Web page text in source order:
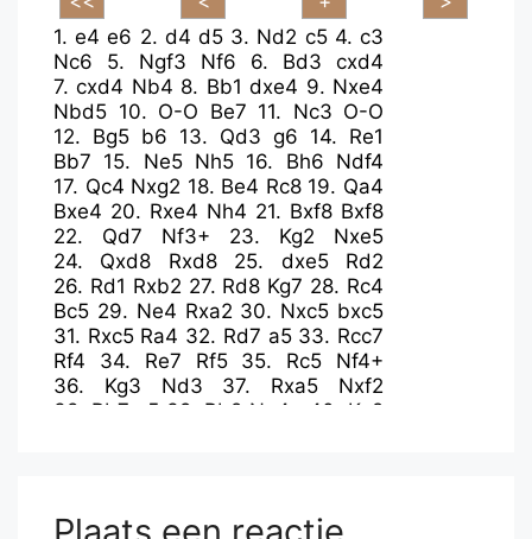
1.e4 e6 2. d4 d5 3. Nd2 c5 4.c3
Nc6
5. Ngf3 Nf6 6. Bd3
cxd4
7.cxd4 Nb4 8. Bb1 dxe4 9. Nxe4
Nbd5 10. O-O Be7 11. Nc3 O-O
12. Bg5 b6 13. Qd3 g6 14. Re1
Bb7 15. Ne5 Nh5 16. Bh6 Ndf4
17. Qc4 Nxg2 18. Be4 Rc8 19. Qa4
Bxe4 20. Rxe4 Nh4 21. Bxf8 Bxf8
22. Qd7 Nf3+ 23. Kg2
Nxe5
24. Qxd8 Rxd8 25. dxe5
Rd2
26. Rd1 Rxb2 27. Rd8 Kg7 28. Rc4
Bc5 29. Ne4 Rxa2 30. Nxc5 bxc5
31. Rxc5 Ra4 32. Rd7 a5 33. Rcc7
Rf4
34. Re7 Rf5 35. Rc5
Nf4+
36. Kg3 Nd3 37. Rxa5
Nxf2
38. Rb7 g5 39. Rb2 Ne4+ 40. Kg2